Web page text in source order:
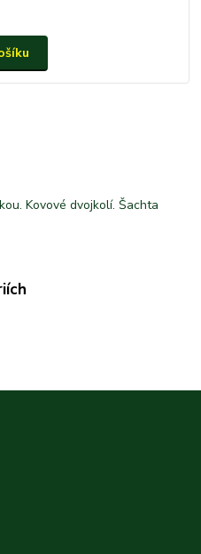
Kovové dvojkolí. Šachta